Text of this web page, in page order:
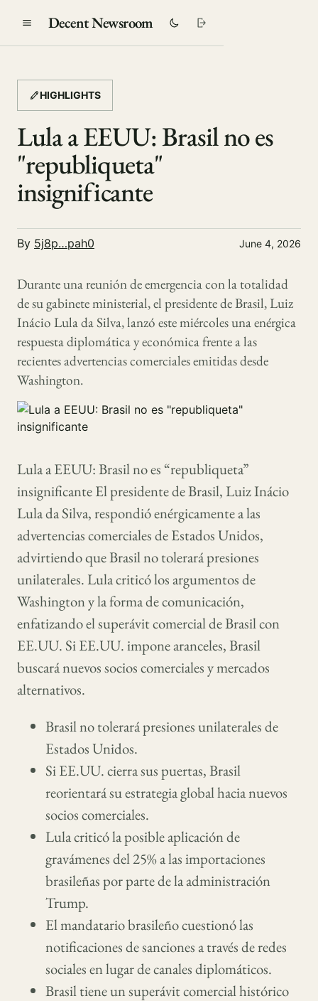
Decent Newsroom
HIGHLIGHTS
Lula a EEUU: Brasil no es
"republiqueta"
insignificante
By 5j8p…pah0 June 4, 2026
Durante una reunión de emergencia con la totalidad
de su gabinete ministerial, el presidente de Brasil, Luiz
Inácio Lula da Silva, lanzó este miércoles una enérgica
respuesta diplomática y económica frente a las
recientes advertencias comerciales emitidas desde
Washington.
Lula a EEUU: Brasil no es “republiqueta”
insignificante El presidente de Brasil, Luiz Inácio
Lula da Silva, respondió enérgicamente a las
advertencias comerciales de Estados Unidos,
advirtiendo que Brasil no tolerará presiones
unilaterales. Lula criticó los argumentos de
Washington y la forma de comunicación,
enfatizando el superávit comercial de Brasil con
EE.UU. Si EE.UU. impone aranceles, Brasil
buscará nuevos socios comerciales y mercados
alternativos.
Brasil no tolerará presiones unilaterales de
Estados Unidos.
Si EE.UU. cierra sus puertas, Brasil
reorientará su estrategia global hacia nuevos
socios comerciales.
Lula criticó la posible aplicación de
gravámenes del 25% a las importaciones
brasileñas por parte de la administración
Trump.
El mandatario brasileño cuestionó las
notificaciones de sanciones a través de redes
sociales en lugar de canales diplomáticos.
Brasil tiene un superávit comercial histórico